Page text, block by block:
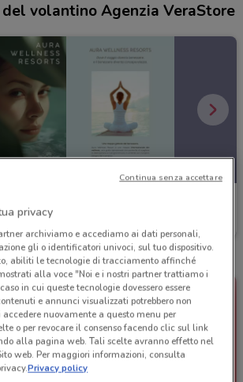
volantino Agenzia VeraStore
privacy
archiviamo e accediamo ai dati personali,
gli o identificatori univoci, sul tuo dispositivo.
abiliti le tecnologie di tracciamento affinché
alla voce "Noi e i nostri partner trattiamo i
in cui queste tecnologie dovessero essere
e annunci visualizzati potrebbero non
accedere nuovamente a questo menu per
o per revocare il consenso facendo clic sul link
alla pagina web. Tali scelte avranno effetto nel
web. Per maggiori informazioni, consulta
Privacy policy
Continua senza accettare